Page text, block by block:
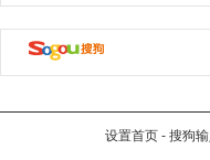
设置首页 - 搜狗